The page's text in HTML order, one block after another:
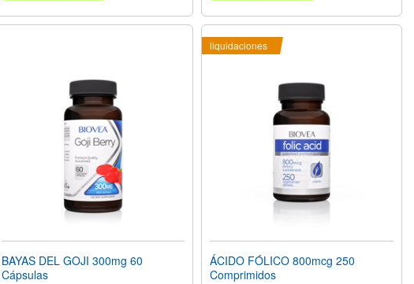
BAYAS DEL GOJI 300mg 60
Cápsulas
liquidaciones
ÁCIDO FÓLICO 800mcg 250
Comprimidos